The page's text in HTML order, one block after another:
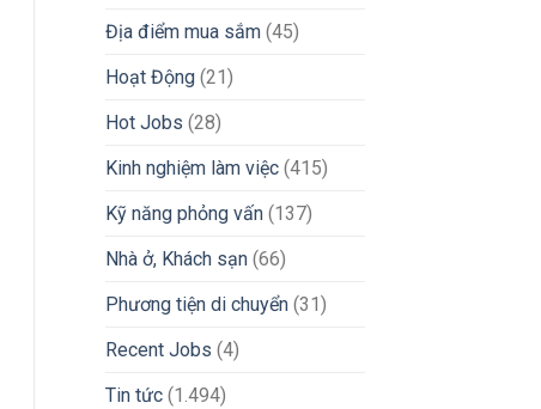
Địa điểm mua sắm(45)
Hoạt Động(21)
Hot Jobs (28)
Kinh nghiệm làm việc(415)
Kỹ năng phỏng vấn(137)
Nhà ở, Khách sạn(66)
Phương tiện di chuyển(31)
Recent Jobs (4)
Tin tức(1.494)